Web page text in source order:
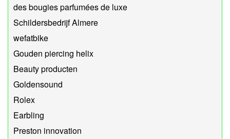
des bougies parfumées de luxe
Schildersbedrijf Almere
wefatbike
Gouden piercing helix
Beauty producten
Goldensound
Rolex
Earbling
Preston innovation